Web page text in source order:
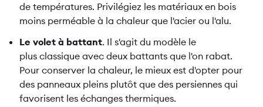
de températures. Privilégiez les matériaux en bois
moins perméable à la chaleur que l'acier ou l'alu.
Le volet à battant. Il s'agit du modèle le
plus classique avec deux battants que l'on rabat.
Pour conserver la chaleur, le mieux est d'opter pour
des panneaux pleins plutôt que des persiennes qui
favorisent les échanges thermiques.